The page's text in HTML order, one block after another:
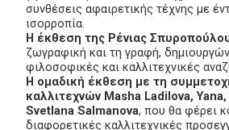
συνθέσεις αφαιρετικής τέχνης με
ισορροπία.
Η έκθεση της Ρένιας
ζωγραφική και τη γραφή,
φιλοσοφικές και καλλιτεχνικές
Η ομαδική έκθεση με τη
καλλιτεχνών Masha Ladilova,
Svetlana Salmanova, που θα φέρει
διαφορετικές καλλιτεχνικές